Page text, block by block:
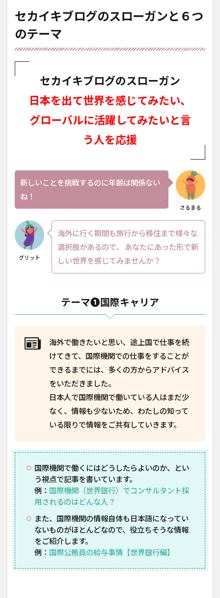
セカイキブログのスローガンと６つ
のテーマ
セカイキブログのスローガン
日本を出て世界を感じてみたい、
グローバルに活躍してみたいと言
う人を応援
さるまる
新しいことを挑戦するのに年齢は関係ない
ね！
グリット
海外に行く期間も旅行から移住まで様々な
選択肢があるので、 あなたにあった形で新
しい世界を感じてみませんか？
テーマ❶国際キャリア
海外で働きたいと思い、途上国で仕事を続
けてきて、国際機関での仕事をすることが
できるまでには、多くの方からアドバイス
をいただきました。
日本人で国際機関で働いている人はまだ少
なく、情報も少ないため、わたしの知って
いる限りで情報をご共有していきます。
国際機関で働くにはどうしたらよいのか、とい
う視点で記事を書いています。
例： 国際機関（世界銀行）でコンサルタント採
用されるのはどんな人？
また、国際機関の情報自体も日本語になってい
ないものがほとんどなので、役立ちそうな情報
をご紹介します。
例： 国際公務員の給与事情【世界銀行編】